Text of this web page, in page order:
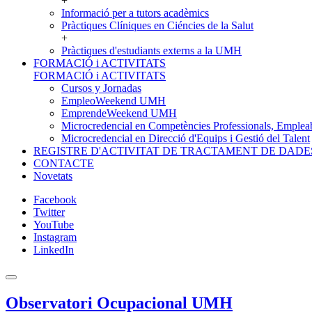
Informació per a tutors acadèmics
Pràctiques Clíniques en Ciéncies de la Salut
+
Pràctiques d'estudiants externs a la UMH
FORMACIÓ i ACTIVITATS
FORMACIÓ i ACTIVITATS
Cursos y Jornadas
EmpleoWeekend UMH
EmprendeWeekend UMH
Microcredencial en Competències Professionals,
Microcredencial en Direcció d'Equips i Gestió del Talent
REGISTRE D'ACTIVITAT DE TRACTAMENT DE
CONTACTE
Novetats
Facebook
Twitter
YouTube
Instagram
LinkedIn
Observatori Ocupacional UMH